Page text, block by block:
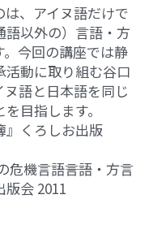
、アイヌ語だけで
語以外の）言語・方
今回の講座では静
動に取り組む谷口
語と日本語を同じ
目指します。
くろしお出版
機言語――言語・方言
会 2011